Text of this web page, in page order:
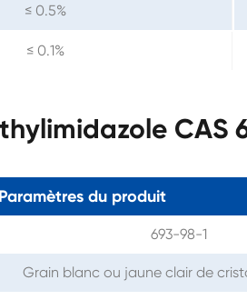
≤ 0.5%
≤ 0.1%
CAS
Paramètres du produit
693-98-1
Grain blanc ou jaune clair de